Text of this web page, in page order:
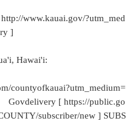
www.kauai.gov/?utm_med
]
Hawai'i:
countyofkauai?utm_medium=
[ https://public.go
subscriber/new ] SUBS